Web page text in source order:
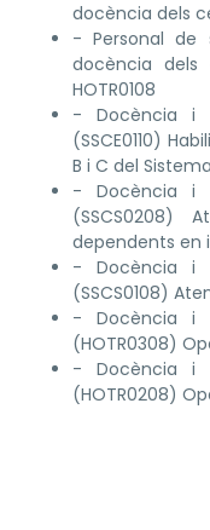
docència dels
- Personal
docència dels
HOTR0108
- Docència i
(SSCE0110)
B i C del
- Docència i
(SSCS0208)
dependents en
- Docència i
(SSCS0108)
- Docència i
(HOTR0308)
- Docència i
(HOTR0208)